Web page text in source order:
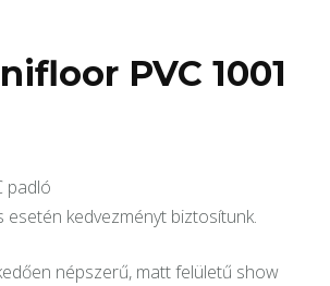
PVC 1001
padló
esetén kedvezményt biztosítunk.
népszerű, matt felületű show